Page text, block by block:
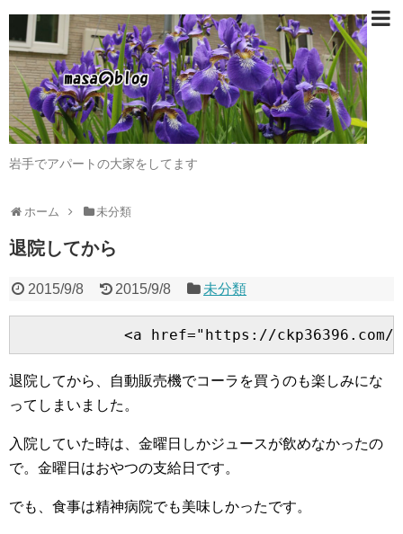
岩手でアパートの大家をしてます
ホーム 未分類
退院してから
2015/9/8 2015/9/8 未分類
退院してから、自動販売機でコーラを買うのも楽しみにな
ってしまいました。
入院していた時は、金曜日しかジュースが飲めなかったの
で。金曜日はおやつの支給日です。
でも、食事は精神病院でも美味しかったです。